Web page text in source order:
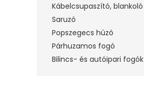
Kábelcsupaszító, blankoló
Saruzó
Popszegecs húzó
Párhuzamos fogó
Bilincs- és autóipari fogók